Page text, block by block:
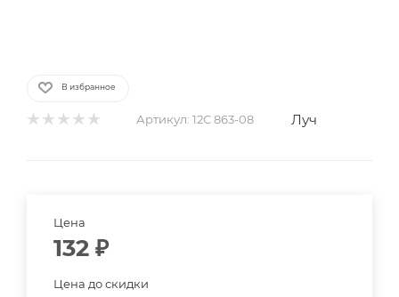
В избранное
Артикул: 12С 863-08 Луч
Цена
132 ₽
Цена до скидки